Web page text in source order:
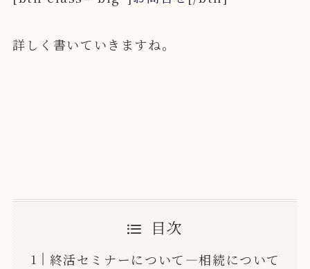
詳しく書いていきますね。
目次
終活セミナーについて―相続について